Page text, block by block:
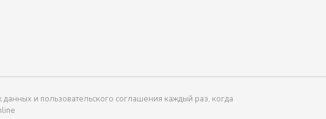
и пользовательского соглашения каждый раз, когда